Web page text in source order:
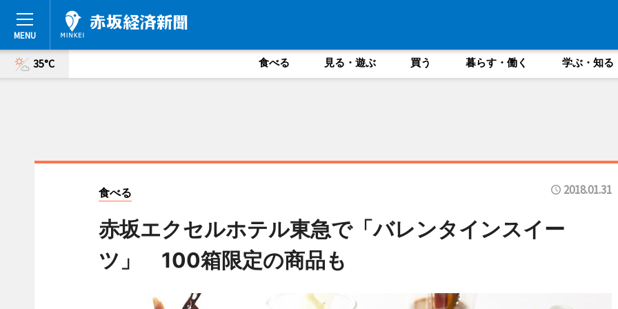
35°C 食べる 見る・遊ぶ 買う 暮らす・働く 学ぶ・知る
食べる 2018.01.31
赤坂エクセルホテル東急で「バレンタインスイー
ツ」 100箱限定の商品も